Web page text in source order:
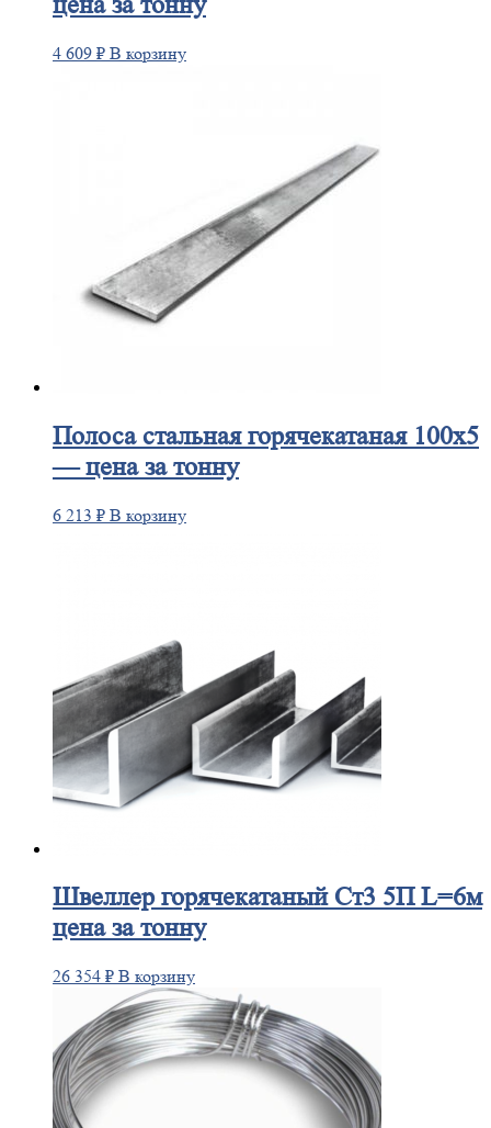
4 609 ₽ В корзину
Полосастальная горячекатаная 100х5
— цена за тонну
6 213 ₽ В корзину
Швеллергорячекатаный Ст3 5П L=6м
цена за тонну
26 354 ₽ В корзину